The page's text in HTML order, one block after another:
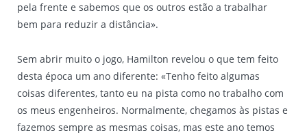
pela frente e sabemos que os outros estão a trabalhar
bem para reduzir a distância».
Sem abrir muito o jogo, Hamilton revelou o que tem feito
desta época um ano diferente: «Tenho feito algumas
coisas diferentes, tanto eu na pista como no trabalho com
os meus engenheiros. Normalmente, chegamos às pistas e
fazemos sempre as mesmas coisas, mas este ano temos